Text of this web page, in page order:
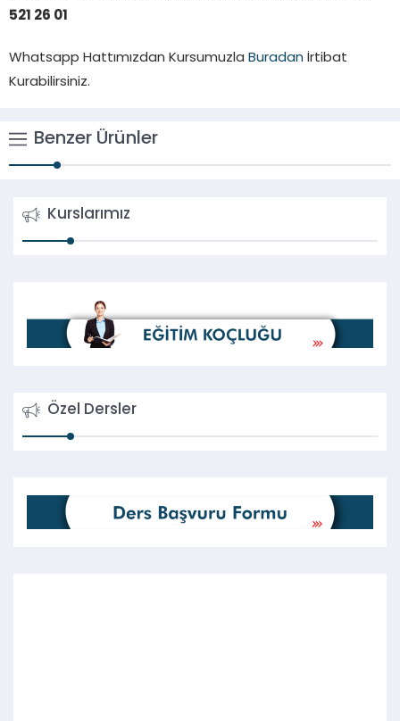
521 26 01
Whatsapp Hattımızdan Kursumuzla Buradan İrtibat
Kurabilirsiniz.
Benzer Ürünler
Kurslarımız
Özel Dersler